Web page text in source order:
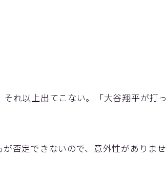
れ以上出てこない。「大谷翔平が打っ
否定できないので、意外性がありませ